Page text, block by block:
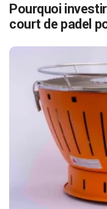
Pourquoi
court de padel